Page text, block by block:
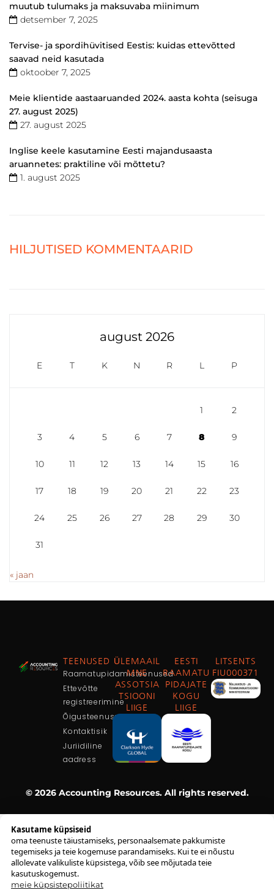
Kasutame küpsiseid
oma teenuste täiustamiseks, personaalsemate pakkumiste
tegemiseks ja teie kogemuse parandamiseks. Kui te ei nõustu
allolevate valikuliste küpsistega, võib see mõjutada teie
kasutuskogemust.
meie küpsistepoliitikat
muutub tulumaks ja maksuvaba miinimum
detsember 7, 2025
Tervise- ja spordihüvitised Eestis: kuidas ettevõtted
saavad neid kasutada
oktoober 7, 2025
Meie klientide aastaaruanded 2024. aasta kohta (seisuga
27. august 2025)
27. august 2025
Inglise keele kasutamine Eesti majandusaasta
aruannetes: praktiline või mõttetu?
1. august 2025
HILJUTISED KOMMENTAARID
august 2026
E T K N R L P
1 2
3 4 5 6 7 8 9
10 11 12 13 14 15 16
17 18 19 20 21 22 23
24 25 26 27 28 29 30
31
« jaan
TEENUSED
Raamatupidamisteenused
Ettevõtte
registreerimine
Õigusteenused
Kontaktisik
Juriidiline
aadress
ÜLEMAAIL
MNE
ASSOTSIA
TSIOONI
LIIGE
EESTI
RAAMATU
PIDAJATE
KOGU
LIIGE
LITSENTS
FIU000371
© 2026 Accounting Resources. All rights reserved.